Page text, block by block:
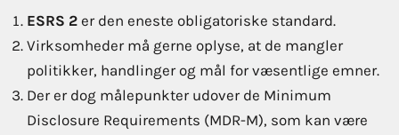
ESRS 2 er den eneste obligatoriske standard.
Virksomheder må gerne oplyse, at de mangler
politikker, handlinger og mål for væsentlige emner.
Der er dog målepunkter udover de Minimum
Disclosure Requirements (MDR-M), som kan være